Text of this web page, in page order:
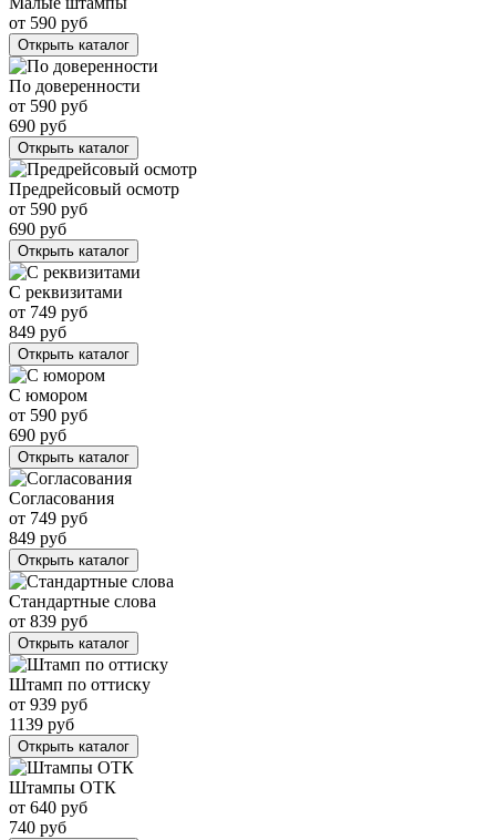
от 590 руб
Открыть каталог
По доверенности
от 590 руб
690 руб
Открыть каталог
Предрейсовый осмотр
от 590 руб
690 руб
Открыть каталог
С реквизитами
от 749 руб
849 руб
Открыть каталог
С юмором
от 590 руб
690 руб
Открыть каталог
Согласования
от 749 руб
849 руб
Открыть каталог
Стандартные слова
от 839 руб
Открыть каталог
Штамп по оттиску
от 939 руб
1139 руб
Открыть каталог
Штампы ОТК
от 640 руб
740 руб